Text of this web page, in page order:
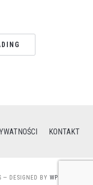
KONTAKT
— DESIGNED BY WPZOOM